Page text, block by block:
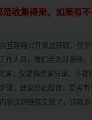
收集得来，如果有
互联网公开渠道获取，仅
作人员，我们会及时删除
源，仅提供资源分享，不
骤，建议停止操作，是否有
容说明链接失效了，请联系